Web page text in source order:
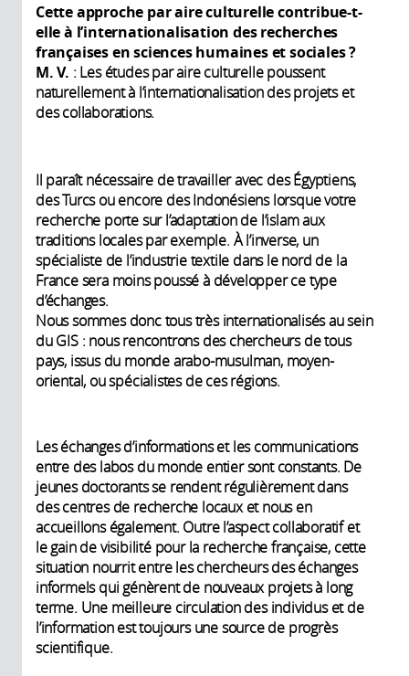
Cette approche par aire culturelle contribue-t-
elle à l’internationalisation des recherches
françaises en sciences humaines et sociales?
M. V. : Les études par aire culturelle poussent
naturellement à l’internationalisation des projets et
des collaborations.
Il paraît nécessaire de travailler avec des Égyptiens,
des Turcs ou encore des Indonésiens lorsque votre
recherche porte sur l’adaptation de l’islam aux
traditions locales par exemple. À l’inverse, un
spécialiste de l’industrie textile dans le nord de la
France sera moins poussé à développer ce type
d’échanges.
Nous sommes donc tous très internationalisés au sein
du GIS : nous rencontrons des chercheurs de tous
pays, issus du monde arabo-musulman, moyen-
oriental, ou spécialistes de ces régions.
Les échanges d’informations et les communications
entre des labos du monde entier sont constants. De
jeunes doctorants se rendent régulièrement dans
des centres de recherche locaux et nous en
accueillons également. Outre l’aspect collaboratif et
le gain de visibilité pour la recherche française, cette
situation nourrit entre les chercheurs des échanges
informels qui génèrent de nouveaux projets à long
terme. Une meilleure circulation des individus et de
l’information est toujours une source de progrès
scientifique.